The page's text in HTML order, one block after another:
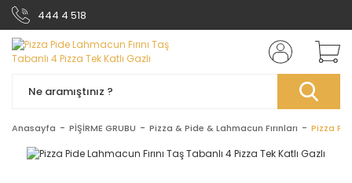
444 4 518
Anasayfa PİŞİRME GRUBU Pizza & Pide & Lahmacun Fırınları Pizza